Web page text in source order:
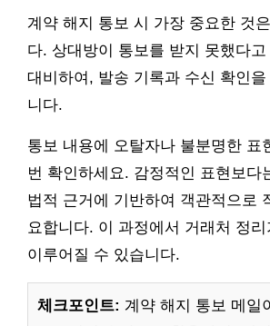
계약 해지 통보 시 가장 중요한 것은
다. 상대방이 통보를 받지 못했다
대비하여, 발송 기록과 수신 확인
니다.
통보 내용에 오탈자나 불분명한 표
번 확인하세요. 감정적인 표현보다
법적 근거에 기반하여 객관적으로
요합니다. 이 과정에서 거래처 정
이루어질 수 있습니다.
체크포인트: 계약 해지 통보 메일